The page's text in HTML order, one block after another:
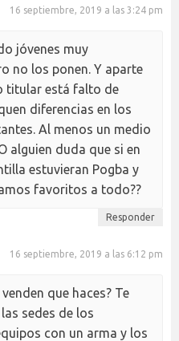
16 septiembre, 2019 a las 3:24 pm
jóvenes muy
no los ponen. Y aparte
titular está falto de
diferencias en los
Al menos un medio
alguien duda que si en
estuvieran Pogba y
favoritos a todo??
Responder
16 septiembre, 2019 a las 6:12 pm
que haces? Te
sedes de los
con un arma y los